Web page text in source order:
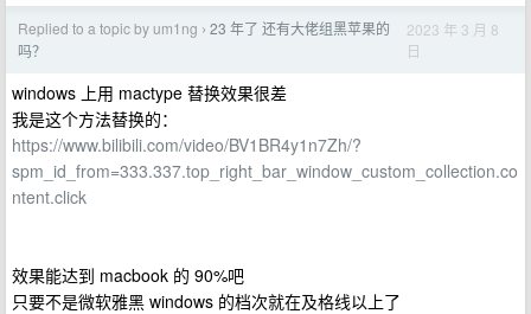
Replied to a topic by um1ng › 23 年了 还有大佬组黑苹果的
吗？
2023 年 3 月 8
日
windows 上用 mactype 替换效果很差
我是这个方法替换的：
https://www.bilibili.com/video/BV1BR4y1n7Zh/?
spm_id_from=333.337.top_right_bar_window_custom_collection.co
ntent.click
效果能达到 macbook 的 90%吧
只要不是微软雅黑 windows 的档次就在及格线以上了